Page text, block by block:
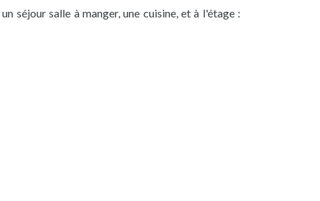
séjour salle à manger, une cuisine, et à l'étage :